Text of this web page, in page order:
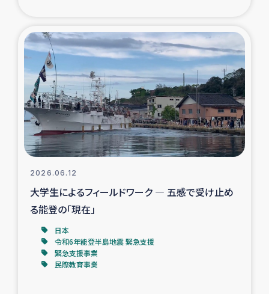
ガザ地区での公園の緑化を通じた支援事業
ガザ地区における被災住民への緊急支援
ガザ地区酪農を通した女性グループの生計支援
ふりかけ普及と食生活改善による栄養改善事業
フェアトレード事業
緊急支援事業
2026.06.12
大学生によるフィールドワーク ― 五感で受け止め
る能登の「現在」
日本
令和6年能登半島地震 緊急支援
緊急支援事業
民際教育事業